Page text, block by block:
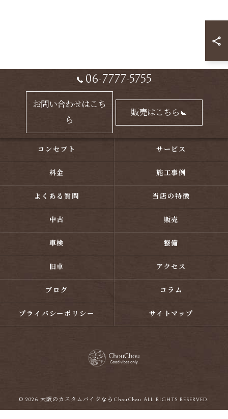
06-7777-5755
お問い合わせはこち
ら
販売はこちら
コンセプト サービス
料金 施工事例
よくある質問 当店の特徴
中古 販売
車検 整備
旧車 アクセス
ブログ コラム
プライバシーポリシー サイトマップ
© 2026 大阪のカスタムバイクならChouChou ALL RIGHTS RESERVED.